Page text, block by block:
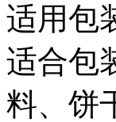
适用包
适合包
料、饼